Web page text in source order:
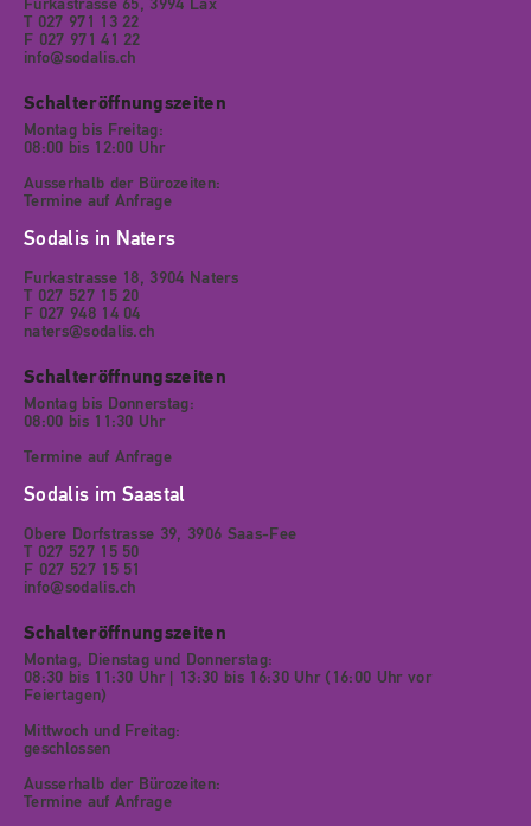
Furkastrasse 65, 3994 Lax
T 027 971 13 22
F 027 971 41 22
info@sodalis.ch
Schalteröffnungszeiten
Montag bis Freitag:
08:00 bis 12:00 Uhr
Ausserhalb der Bürozeiten:
Termine auf Anfrage
Sodalis in Naters
Furkastrasse 18, 3904 Naters
T 027 527 15 20
F 027 948 14 04
naters@sodalis.ch
Schalteröffnungszeiten
Montag bis Donnerstag:
08:00 bis 11:30 Uhr
Termine auf Anfrage
Sodalis im Saastal
Obere Dorfstrasse 39, 3906 Saas-Fee
T 027 527 15 50
F 027 527 15 51
info@sodalis.ch
Schalteröffnungszeiten
Montag, Dienstag und Donnerstag:
08:30 bis 11:30 Uhr | 13:30 bis 16:30 Uhr (16:00 Uhr vor
Feiertagen)
Mittwoch und Freitag:
geschlossen
Ausserhalb der Bürozeiten:
Termine auf Anfrage